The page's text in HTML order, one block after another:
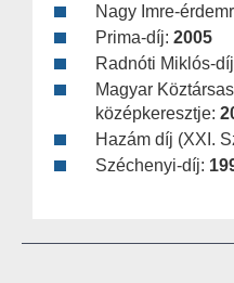
Nagy Imre-
Prima-díj: 2005
Radnóti Miklós-
Magyar
középkeresztje:
Hazám díj (XXI.
Széchenyi-díj: